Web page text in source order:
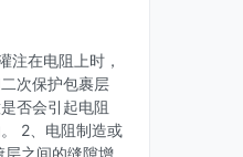
注在电阻上时，
次保护包裹层
否会引起电阻
2、电阻制造或
层之间的缝隙增